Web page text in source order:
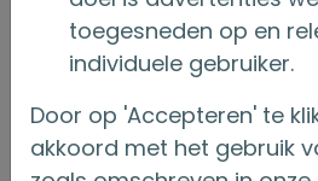
keuze te wachten tot het
je dus mogelijk rendement
Regel het nu
Heeft je
toegesneden op en
individuele gebruiker.
Door op 'Accepteren' te
akkoord met het gebruik